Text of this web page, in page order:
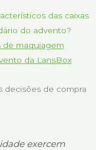
de maquiagem
da LansBox
decisões de compra
exercem